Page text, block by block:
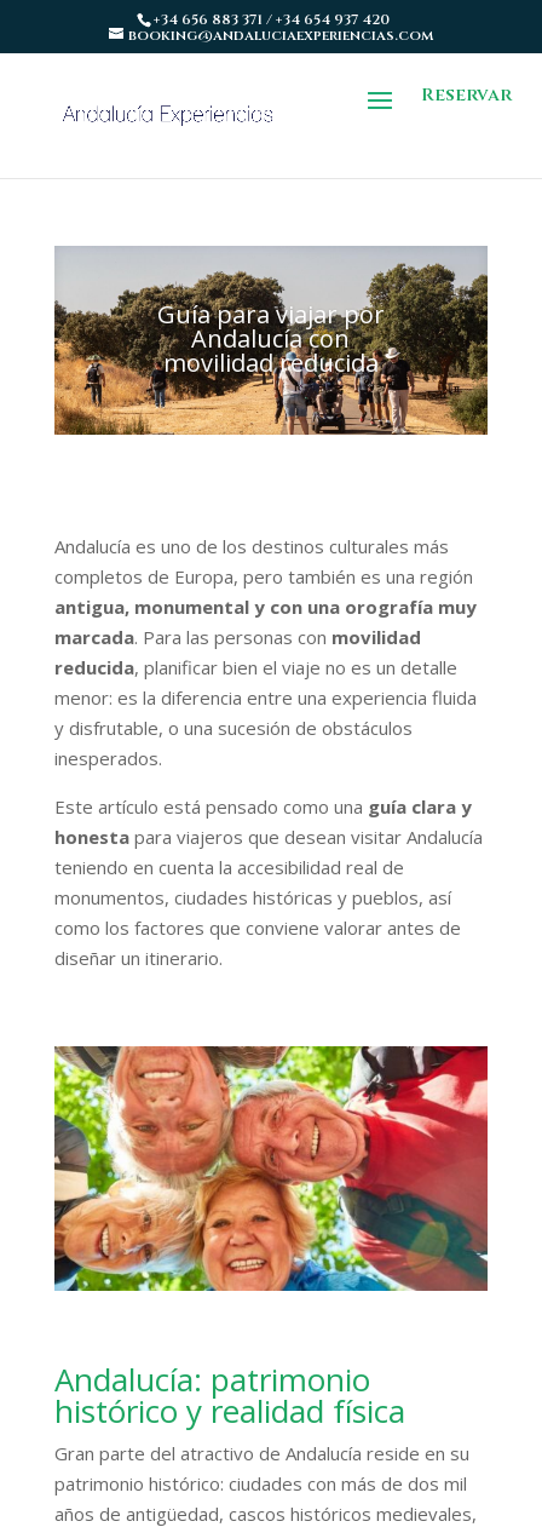
+34 656 883 371 / +34 654 937 420
booking@andaluciaexperiencias.com
Reservar
Guía para viajar por
Andalucía con
movilidad reducida
Andalucía es uno de los destinos culturales más
completos de Europa, pero también es una región
antigua, monumental y con una orografía muy
marcada. Para las personas con movilidad
reducida, planificar bien el viaje no es un detalle
menor: es la diferencia entre una experiencia fluida
y disfrutable, o una sucesión de obstáculos
inesperados.
Este artículo está pensado como una guía clara y
honestapara viajeros que desean visitar Andalucía
teniendo en cuenta la accesibilidad real de
monumentos, ciudades históricas y pueblos, así
como los factores que conviene valorar antes de
diseñar un itinerario.
Andalucía: patrimonio
histórico y realidad física
Gran parte del atractivo de Andalucía reside en su
patrimonio histórico: ciudades con más de dos mil
años de antigüedad, cascos históricos medievales,